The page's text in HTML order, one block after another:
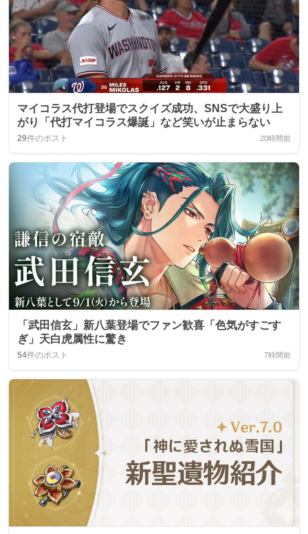
マイコラス代打登場でスクイズ成功、SNSで大盛り上
がり「代打マイコラス爆誕」など笑いが止まらない
29件のポスト 20時間前
「武田信玄」新八葉登場でファン歓喜「色気がすごす
ぎ」天白虎属性に驚き
54件のポスト 7時間前